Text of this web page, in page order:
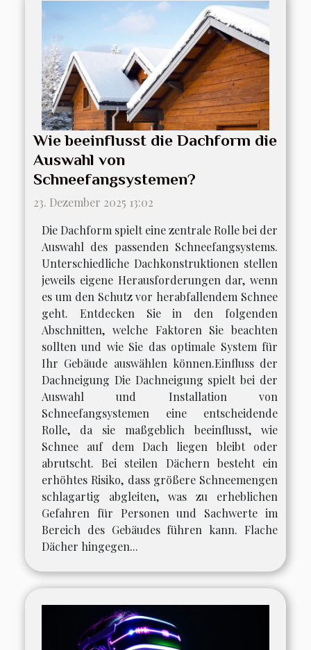
Wie beeinflusst die Dachform die
Auswahl von
Schneefangsystemen?
23. Dezember 2025 13:02
Die Dachform spielt eine zentrale Rolle bei der
Auswahl des passenden Schneefangsystems.
Unterschiedliche Dachkonstruktionen stellen
jeweils eigene Herausforderungen dar, wenn
es um den Schutz vor herabfallendem Schnee
geht. Entdecken Sie in den folgenden
Abschnitten, welche Faktoren Sie beachten
sollten und wie Sie das optimale System für
Ihr Gebäude auswählen können.Einfluss der
Dachneigung Die Dachneigung spielt bei der
Auswahl und Installation von
Schneefangsystemen eine entscheidende
Rolle, da sie maßgeblich beeinflusst, wie
Schnee auf dem Dach liegen bleibt oder
abrutscht. Bei steilen Dächern besteht ein
erhöhtes Risiko, dass größere Schneemengen
schlagartig abgleiten, was zu erheblichen
Gefahren für Personen und Sachwerte im
Bereich des Gebäudes führen kann. Flache
Dächer hingegen...